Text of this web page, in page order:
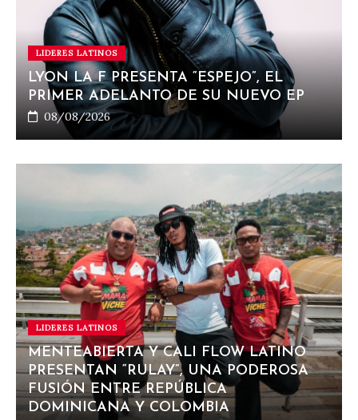
LIDERES LATINOS
LYON LA F PRESENTA “ESPEJO”, EL
PRIMER ADELANTO DE SU NUEVO EP
08/08/2026
LIDERES LATINOS
MENTEABIERTA Y CALI FLOW LATINO
PRESENTAN “RULAY”, UNA PODEROSA
FUSIÓN ENTRE REPÚBLICA
DOMINICANA Y COLOMBIA